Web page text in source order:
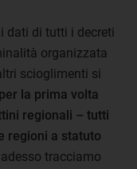
dati di tutti i decreti
organizzata
scioglimenti si
per la prima volta
regionali – tutti
regioni a statuto
tracciamo